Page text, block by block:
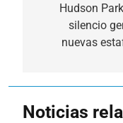
entradas
Hudson
silencio
nuevas
Noticias